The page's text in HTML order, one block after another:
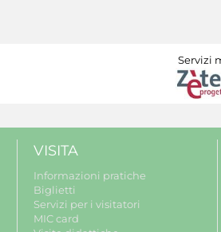
Servizi
VISITA
Informazioni pratiche
Biglietti
Servizi per i visitatori
MIC card